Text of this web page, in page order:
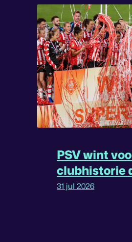
PSV wint
clubhistorie
31 jul 2026